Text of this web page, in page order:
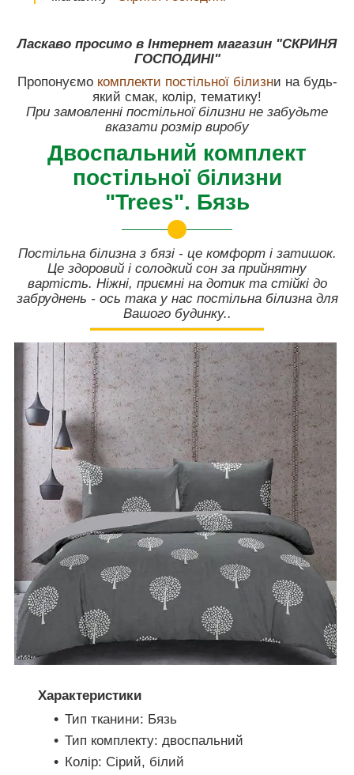
Ласкаво просимо в Інтернет магазин "СКРИНЯ
ГОСПОДИНІ"
Пропонуємо комплекти постільної білизни на будь-
який смак, колір, тематику!
При замовленні постільної білизни не забудьте
вказати розмір виробу
Двоспальний комплект
постільної білизни
"Trees". Бязь
Постільна білизна з бязі - це комфорт і затишок.
Це здоровий і солодкий сон за прийнятну
вартість. Ніжні, приємні на дотик та стійкі до
забруднень - ось така у нас постільна білизна для
Вашого будинку..
Характеристики
Тип тканини: Бязь
Тип комплекту: двоспальний
Колір: Сірий, білий